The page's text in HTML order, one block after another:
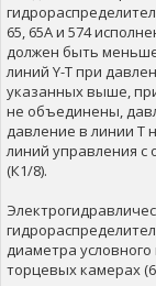
65, 65А и 574
должен быть
линий Y-T при
указанных выше,
не объединены,
давление в линии Т
линий управления с
(К1/8).
диаметра
торцевых камерах